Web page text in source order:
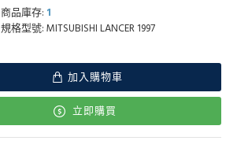
商品庫存: 1
規格型號: MITSUBISHI LANCER 1997
加入購物車
立即購買